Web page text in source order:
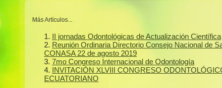
Más Artículos...
II jornadas Odontológicas de Actualización Científica
Reunión Ordinaria Directorio Consejo Nacional de
CONASA 22 de agosto 2019
7mo Congreso Internacional de Odontología
INVITACIÓN XLVIII CONGRESO
ECUATORIANO